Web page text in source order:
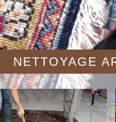
NETTOYAGE